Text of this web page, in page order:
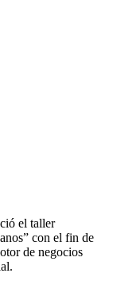
el taller
con el fin de
de negocios